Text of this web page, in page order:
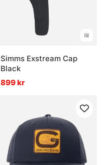
Simms Exstream Cap
Black
899 kr